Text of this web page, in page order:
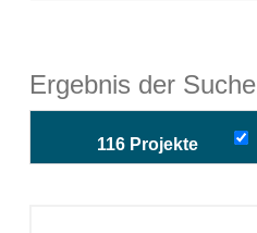
Ergebnis der Suche
116 Projekte